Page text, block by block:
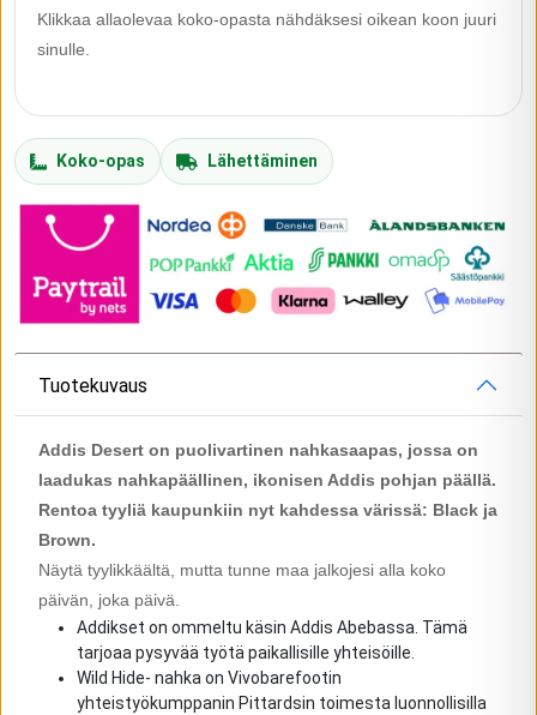
Klikkaa allaolevaa koko-opasta nähdäksesi oikean koon juuri
sinulle.
Koko-opas Lähettäminen
Tuotekuvaus
Addis Desert on puolivartinen nahkasaapas, jossa on
laadukas nahkapäällinen, ikonisen Addis pohjan päällä.
Rentoa tyyliä kaupunkiin nyt kahdessa värissä: Black ja
Brown.
Näytä tyylikkäältä, mutta tunne maa jalkojesi alla koko
päivän, joka päivä.
Addikset on ommeltu käsin Addis Abebassa. Tämä
tarjoaa pysyvää työtä paikallisille yhteisöille.
Wild Hide- nahka on Vivobarefootin
yhteistyökumppanin Pittardsin toimesta luonnollisilla